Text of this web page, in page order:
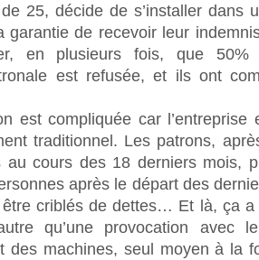
25, décide de s’installer dans
garantie de recevoir leur
en plusieurs fois, que 50%
est refusée, et ils ont
est compliquée car l’entreprise
traditionnel. Les patrons,
au cours des 18 derniers mois,
après le départ des
être criblés de dettes… Et là, ça
qu’une provocation avec
des machines, seul moyen à la